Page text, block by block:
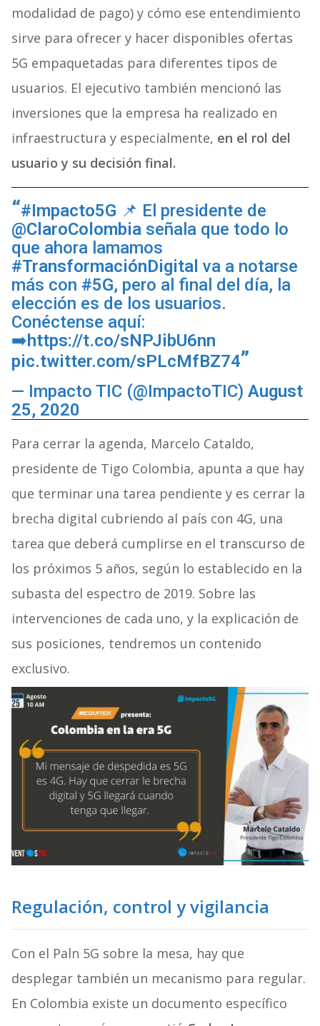
modalidad de pago) y cómo ese entendimiento
sirve para ofrecer y hacer disponibles ofertas
5G empaquetadas para diferentes tipos de
usuarios. El ejecutivo también mencionó las
inversiones que la empresa ha realizado en
infraestructura y especialmente, en el rol del
usuario y su decisión final.
#Impacto5G 📌 El presidente de
@ClaroColombiaseñala que todo lo
que ahora lamamos
#TransformaciónDigital va a notarse
más con #5G, pero al final del día, la
elección es de los usuarios.
Conéctense aquí:
➡️https://t.co/sNPJibU6nn
pic.twitter.com/sPLcMfBZ74
— Impacto TIC (@ImpactoTIC) August
25, 2020
Para cerrar la agenda, Marcelo Cataldo,
presidente de Tigo Colombia, apunta a que hay
que terminar una tarea pendiente y es cerrar la
brecha digital cubriendo al país con 4G, una
tarea que deberá cumplirse en el transcurso de
los próximos 5 años, según lo establecido en la
subasta del espectro de 2019. Sobre las
intervenciones de cada uno, y la explicación de
sus posiciones, tendremos un contenido
exclusivo.
Regulación, control y vigilancia
Con el Paln 5G sobre la mesa, hay que
desplegar también un mecanismo para regular.
En Colombia existe un documento específico